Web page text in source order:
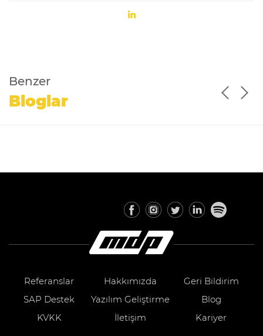
Benzer
Bloglar
Referanslar Hakkımızda
Geri Bildirim
SAP Destek
Yazılım Geliştirme
Blog
KVKK
İletişim Kariyer